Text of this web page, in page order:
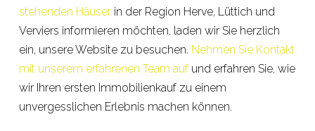
stehenden Häuserin der Region Herve, Lüttich und
Verviers informieren möchten, laden wir Sie herzlich
ein, unsere Website zu besuchen. Nehmen Sie Kontakt
mit unserem erfahrenen Team aufund erfahren Sie, wie
wir Ihren ersten Immobilienkauf zu einem
unvergesslichen Erlebnis machen können.